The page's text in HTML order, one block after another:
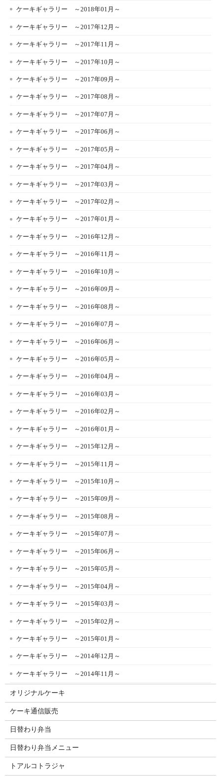
ケーキギャラリー ～2018年01月～
ケーキギャラリー ～2017年12月～
ケーキギャラリー ～2017年11月～
ケーキギャラリー ～2017年10月～
ケーキギャラリー ～2017年09月～
ケーキギャラリー ～2017年08月～
ケーキギャラリー ～2017年07月～
ケーキギャラリー ～2017年06月～
ケーキギャラリー ～2017年05月～
ケーキギャラリー ～2017年04月～
ケーキギャラリー ～2017年03月～
ケーキギャラリー ～2017年02月～
ケーキギャラリー ～2017年01月～
ケーキギャラリー ～2016年12月～
ケーキギャラリー ～2016年11月～
ケーキギャラリー ～2016年10月～
ケーキギャラリー ～2016年09月～
ケーキギャラリー ～2016年08月～
ケーキギャラリー ～2016年07月～
ケーキギャラリー ～2016年06月～
ケーキギャラリー ～2016年05月～
ケーキギャラリー ～2016年04月～
ケーキギャラリー ～2016年03月～
ケーキギャラリー ～2016年02月～
ケーキギャラリー ～2016年01月～
ケーキギャラリー ～2015年12月～
ケーキギャラリー ～2015年11月～
ケーキギャラリー ～2015年10月～
ケーキギャラリー ～2015年09月～
ケーキギャラリー ～2015年08月～
ケーキギャラリー ～2015年07月～
ケーキギャラリー ～2015年06月～
ケーキギャラリー ～2015年05月～
ケーキギャラリー ～2015年04月～
ケーキギャラリー ～2015年03月～
ケーキギャラリー ～2015年02月～
ケーキギャラリー ～2015年01月～
ケーキギャラリー ～2014年12月～
ケーキギャラリー ～2014年11月～
オリジナルケーキ
ケーキ通信販売
日替わり弁当
日替わり弁当メニュー
トアルコトラジャ